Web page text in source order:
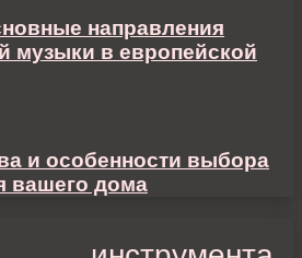
направления
музыки в европейской
и особенности выбора
вашего дома